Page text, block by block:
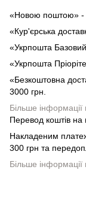
«Новою поштою» -
«Кур'єрська
«Укрпошта
«Укрпошта
«Безкоштовна
3000 грн.
Більше інформації
Перевод коштів на
Накладеним
300 грн та
Більше